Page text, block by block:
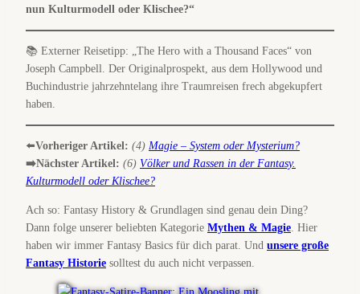
nun Kulturmodell oder Klischee?“
📚 Externer Reisetipp: „The Hero with a Thousand Faces“ von
Joseph Campbell. Der Originalprospekt, aus dem Hollywood und
Buchindustrie jahrzehntelang ihre Traumreisen frech abgekupfert
haben.
⬅️Vorheriger Artikel: (4) Magie – System oder Mysterium?
➡️Nächster Artikel: (6) Völker und Rassen in der Fantasy.
Kulturmodell oder Klischee?
Ach so: Fantasy History & Grundlagen sind genau dein Ding?
Dann folge unserer beliebten Kategorie Mythen & Magie. Hier
haben wir immer Fantasy Basics für dich parat. Und unsere große
Fantasy Historie solltest du auch nicht verpassen.